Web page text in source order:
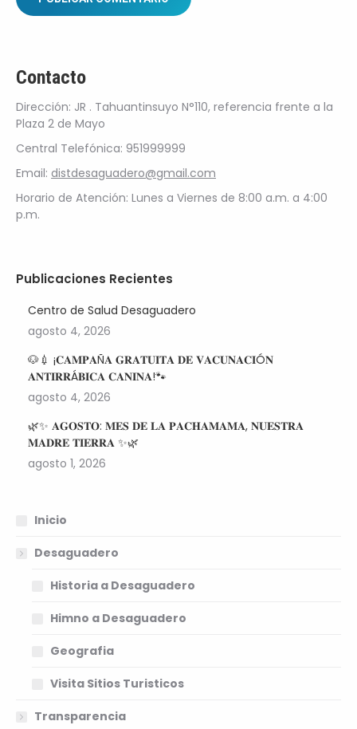
Contacto
Dirección: JR . Tahuantinsuyo N°110, referencia frente a la
Plaza 2 de Mayo
Central Telefónica: 951999999
Email: distdesaguadero@gmail.com
Horario de Atención: Lunes a Viernes de 8:00 a.m. a 4:00
p.m.
Publicaciones Recientes
Centro de Salud Desaguadero
agosto 4, 2026
🐶💉 ¡𝐂𝐀𝐌𝐏𝐀Ñ𝐀 𝐆𝐑𝐀𝐓𝐔𝐈𝐓𝐀 𝐃𝐄 𝐕𝐀𝐂𝐔𝐍𝐀𝐂𝐈Ó𝐍
𝐀𝐍𝐓𝐈𝐑𝐑Á𝐁𝐈𝐂𝐀 𝐂𝐀𝐍𝐈𝐍𝐀!🐾
agosto 4, 2026
🌿✨ 𝐀𝐆𝐎𝐒𝐓𝐎: 𝐌𝐄𝐒 𝐃𝐄 𝐋𝐀 𝐏𝐀𝐂𝐇𝐀𝐌𝐀𝐌𝐀, 𝐍𝐔𝐄𝐒𝐓𝐑𝐀
𝐌𝐀𝐃𝐑𝐄 𝐓𝐈𝐄𝐑𝐑𝐀 ✨🌿
agosto 1, 2026
Inicio
Desaguadero
Historia a Desaguadero
Himno a Desaguadero
Geografia
Visita Sitios Turisticos
Transparencia